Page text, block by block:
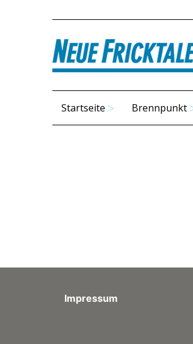
Startseite Brennpunkt
Impressum